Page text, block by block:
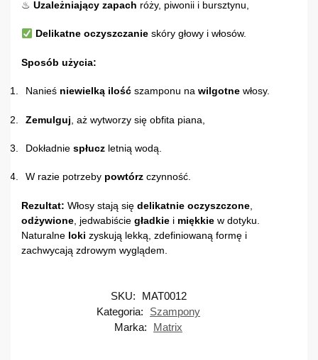
♨ Uzależniający zapach róży, piwonii i bursztynu,
Delikatne oczyszczanieskóry głowy i włosów.
Sposób użycia:
Nanieś niewielką ilość szamponu na wilgotne włosy.
Zemulguj , aż wytworzy się obfita piana,
Dokładnie spłucz letnią wodą.
W razie potrzeby powtórz czynność.
Rezultat: Włosy stają się delikatnie oczyszczone
odżywione , jedwabiście gładkie i miękkie w dotyku.
Naturalne loki zyskują lekką, zdefiniowaną formę i
zachwycają zdrowym wyglądem.
SKU:
MAT0012
Kategoria:
Szampony
Marka:
Matrix